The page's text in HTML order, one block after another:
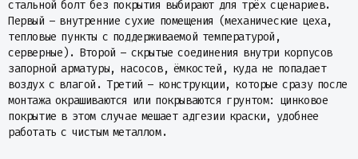
стальной болт без покрытия выбирают для трёх сценариев.
Первый – внутренние сухие помещения (механические цеха,
тепловые пункты с поддерживаемой температурой,
серверные). Второй – скрытые соединения внутри корпусов
запорной арматуры, насосов, ёмкостей, куда не попадает
воздух с влагой. Третий – конструкции, которые сразу после
монтажа окрашиваются или покрываются грунтом: цинковое
покрытие в этом случае мешает адгезии краски, удобнее
работать с чистым металлом.